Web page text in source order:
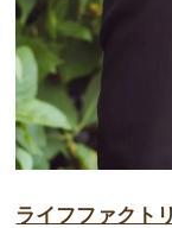
ライフファクト